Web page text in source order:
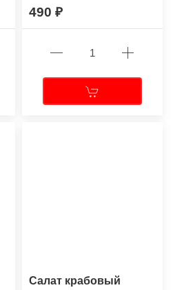
490
Салат крабовый